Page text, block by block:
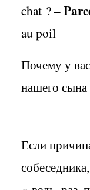
chat ? –Par
au poil
Почему у
нашего сына
Если